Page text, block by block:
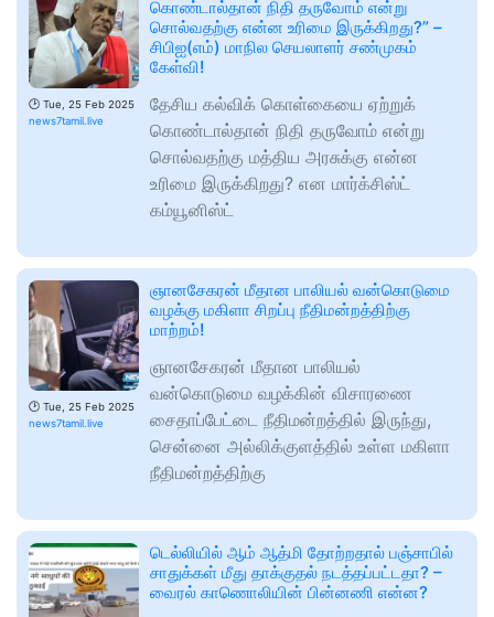
🕑 Tue, 25 Feb 2025
news7tamil.live
கொண்டால்தான் நிதி தருவோம் என்று
சொல்வதற்கு என்ன உரிமை இருக்கிறது?” –
சிபிஐ(எம்) மாநில செயலாளர் சண்முகம்
கேள்வி!
தேசிய கல்விக் கொள்கையை ஏற்றுக்
கொண்டால்தான் நிதி தருவோம் என்று
சொல்வதற்கு மத்திய அரசுக்கு என்ன
உரிமை இருக்கிறது? என மார்க்சிஸ்ட்
கம்யூனிஸ்ட்
🕑 Tue, 25 Feb 2025
news7tamil.live
ஞானசேகரன் மீதான பாலியல் வன்கொடுமை
வழக்கு மகிளா சிறப்பு நீதிமன்றத்திற்கு
மாற்றம்!
ஞானசேகரன் மீதான பாலியல்
வன்கொடுமை வழக்கின் விசாரணை
சைதாப்பேட்டை நீதிமன்றத்தில் இருந்து,
சென்னை அல்லிக்குளத்தில் உள்ள மகிளா
நீதிமன்றத்திற்கு
டெல்லியில் ஆம் ஆத்மி தோற்றதால் பஞ்சாபில்
சாதுக்கள் மீது தாக்குதல் நடத்தப்பட்டதா? –
வைரல் காணொலியின் பின்னணி என்ன?